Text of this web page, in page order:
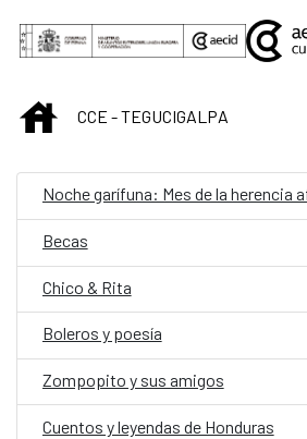
Saltar al contenido principal
INICIOCCE - TEGUCIGALPA
Noche garífuna: Mes de la herencia
Becas
Chico & Rita
Boleros y poesía
Zompopito y sus amigos
Cuentos y leyendas de Honduras